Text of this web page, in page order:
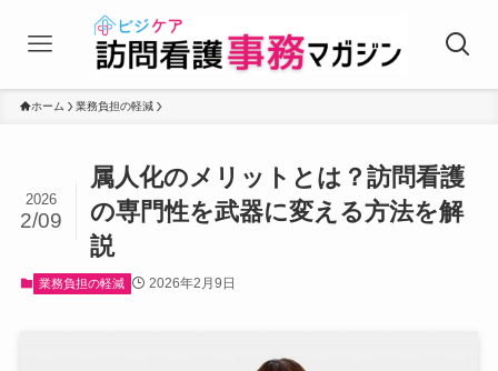
ホーム 業務負担の軽減
属人化のメリットとは？訪問看護
の専門性を武器に変える方法を解
説
2026
2/09
業務負担の軽減 2026年2月9日